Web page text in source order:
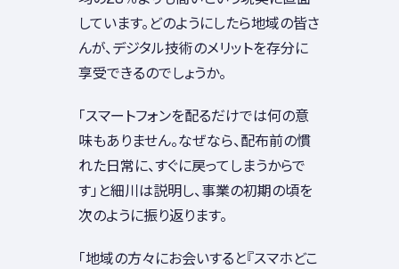
しています。どのようにしたら地域の皆さ
んが、デジタル技術のメリットを存分に
享受できるのでしょうか。
「スマートフォンを配るだけでは何の意
味もありません。なぜなら、配布前の慣
れた日常に、すぐに戻ってしまうからで
す」と細川は説明し、事業の初期の頃を
次のように振り返ります。
「地域の方々にお会いすると『スマホどこ